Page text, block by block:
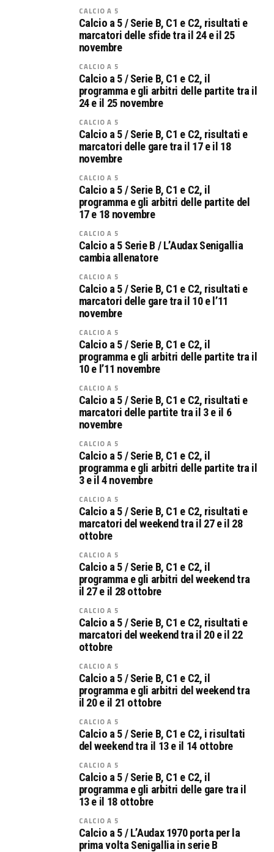
CALCIO A 5
Calcio a 5 / Serie B, C1 e C2, risultati e
marcatori delle sfide tra il 24 e il 25
novembre
CALCIO A 5
Calcio a 5 / Serie B, C1 e C2, il
programma e gli arbitri delle partite tra il
24 e il 25 novembre
CALCIO A 5
Calcio a 5 / Serie B, C1 e C2, risultati e
marcatori delle gare tra il 17 e il 18
novembre
CALCIO A 5
Calcio a 5 / Serie B, C1 e C2, il
programma e gli arbitri delle partite del
17 e 18 novembre
CALCIO A 5
Calcio a 5 Serie B / L’Audax Senigallia
cambia allenatore
CALCIO A 5
Calcio a 5 / Serie B, C1 e C2, risultati e
marcatori delle gare tra il 10 e l’11
novembre
CALCIO A 5
Calcio a 5 / Serie B, C1 e C2, il
programma e gli arbitri delle partite tra il
10 e l’11 novembre
CALCIO A 5
Calcio a 5 / Serie B, C1 e C2, risultati e
marcatori delle partite tra il 3 e il 6
novembre
CALCIO A 5
Calcio a 5 / Serie B, C1 e C2, il
programma e gli arbitri delle partite tra il
3 e il 4 novembre
CALCIO A 5
Calcio a 5 / Serie B, C1 e C2, risultati e
marcatori del weekend tra il 27 e il 28
ottobre
CALCIO A 5
Calcio a 5 / Serie B, C1 e C2, il
programma e gli arbitri del weekend tra
il 27 e il 28 ottobre
CALCIO A 5
Calcio a 5 / Serie B, C1 e C2, risultati e
marcatori del weekend tra il 20 e il 22
ottobre
CALCIO A 5
Calcio a 5 / Serie B, C1 e C2, il
programma e gli arbitri del weekend tra
il 20 e il 21 ottobre
CALCIO A 5
Calcio a 5 / Serie B, C1 e C2, i risultati
del weekend tra il 13 e il 14 ottobre
CALCIO A 5
Calcio a 5 / Serie B, C1 e C2, il
programma e gli arbitri delle gare tra il
13 e il 18 ottobre
CALCIO A 5
Calcio a 5 / L’Audax 1970 porta per la
prima volta Senigallia in serie B